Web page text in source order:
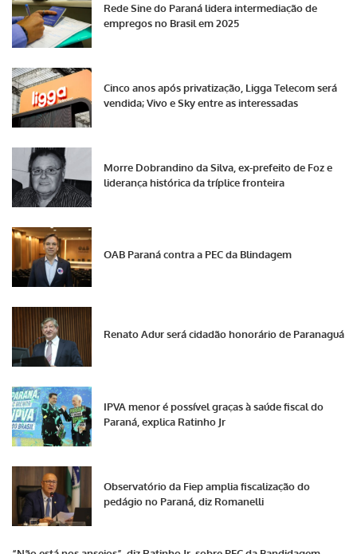
Rede Sine do Paraná lidera intermediação de
empregos no Brasil em 2025
Cinco anos após privatização, Ligga Telecom será
vendida; Vivo e Sky entre as interessadas
Morre Dobrandino da Silva, ex-prefeito de Foz e
liderança histórica da tríplice fronteira
OAB Paraná contra a PEC da Blindagem
Renato Adur será cidadão honorário de Paranaguá
IPVA menor é possível graças à saúde fiscal do
Paraná, explica Ratinho Jr
Observatório da Fiep amplia fiscalização do
pedágio no Paraná, diz Romanelli